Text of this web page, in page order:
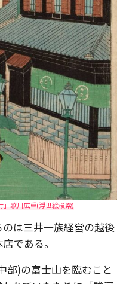
」歌川広重(浮世絵検索)
は三井一族経営の越後
である。
部)の富士山を臨むこと